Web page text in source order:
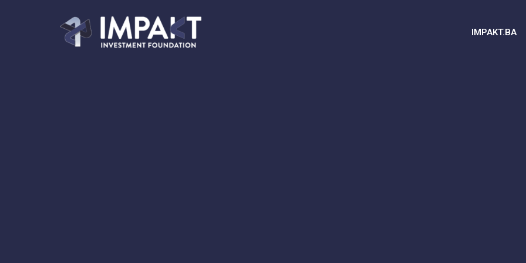
IMPAKT.BA